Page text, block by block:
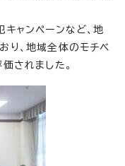
ャンペーンなど、地
り、地域全体のモチベ
されました。